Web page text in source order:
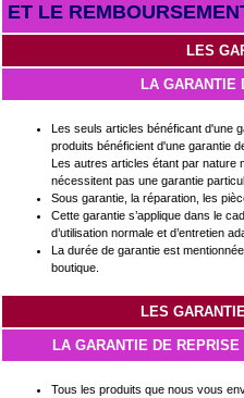
ET LE
LES
LA GARANTIE
Les seuls articles bénéficant d'une
produits bénéficient d'une garantie
Les autres articles étant par
nécessitent pas une garantie
Sous garantie, la réparation, les
Cette garantie s’applique dans le
d’utilisation normale et d’entretien
La durée de garantie est
boutique.
LES
LA GARANTIE DE
Tous les produits que nous vous